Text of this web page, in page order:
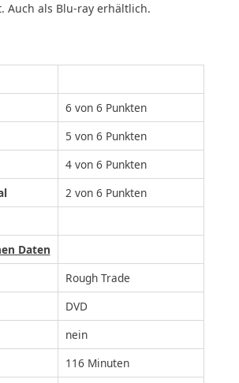
Auch als Blu-ray erhältlich.
6 von 6 Punkten
5 von 6 Punkten
4 von 6 Punkten
2 von 6 Punkten
Daten
Rough Trade
DVD
nein
116 Minuten